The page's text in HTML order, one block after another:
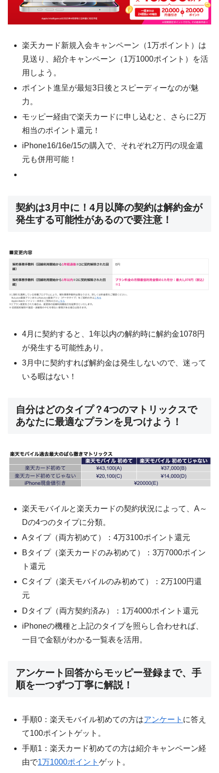
楽天カード新規入会キャンペーン（1万ポイント）は
見送り、紹介キャンペーン（1万1000ポイント）を活
用しよう。
ポイント進呈が最短3日後とスピーディーなのが魅
力。
モッピー経由で楽天カードに申し込むと、さらに2万
相当のポイント還元！
iPhone16/16e/15の購入で、それぞれ2万円の現金還
元も併用可能！
契約は3月中に！4月以降の契約は解約金が
発生する可能性があるので要注意！
4月に契約すると、1年以内の解約時に解約金1078円
が発生する可能性あり。
3月中に契約すれば解約金は発生しないので、迷って
いる暇はない！
自分はどのタイプ？4つのマトリックスで
あなたに最適なプランを見つけよう！
楽天モバイルと楽天カードの契約状況によって、A～
Dの4つのタイプに分類。
Aタイプ（両方初めて）：4万3100ポイント還元
Bタイプ（楽天カードのみ初めて）：3万7000ポイン
ト還元
Cタイプ（楽天モバイルのみ初めて）：2万100円還
元
Dタイプ（両方契約済み）：1万4000ポイント還元
iPhoneの機種と上記のタイプを照らし合わせれば、
一目で金額がわかる一覧表を活用。
アンケート回答からモッピー登録まで、手
順を一つずつ丁寧に解説！
手順0：楽天モバイル初めての方はアンケート に答え
て100ポイントゲット。
手順1：楽天カード初めての方は紹介キャンペーン経
由で1万1000ポイントゲット。